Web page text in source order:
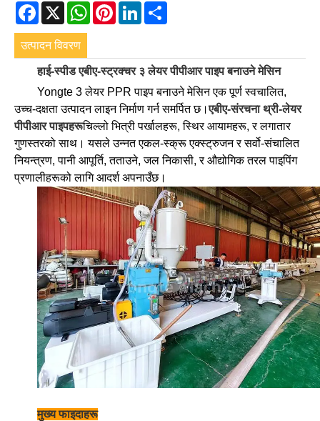
Facebook
X WhatsApp
PinterestLinkedIn
उत्पादन विवरण
हाई-स्पीड एबीए-स्ट्रक्चर ३ लेयर पीपीआर पाइप बनाउने मेसिन
Yongte 3 लेयर PPR पाइप बनाउने मेसिन एक पूर्ण स्वचालित,
उच्च-दक्षता उत्पादन लाइन निर्माण गर्न समर्पित छ।एबीए-संरचना थ्री-लेयर
पीपीआर पाइपहरूचिल्लो भित्री पर्खालहरू, स्थिर आयामहरू, र लगातार
गुणस्तरको साथ। यसले उन्नत एकल-स्क्रू एक्स्ट्रुजन र सर्वो-संचालित
नियन्त्रण, पानी आपूर्ति, तताउने, जल निकासी, र औद्योगिक तरल पाइपिंग
प्रणालीहरूको लागि आदर्श अपनाउँछ।
मुख्य फाइदाहरू